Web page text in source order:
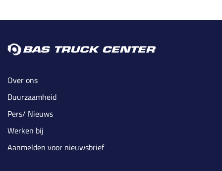
Over ons
Duurzaamheid
Pers/ Nieuws
Werken bij
Aanmelden voor nieuwsbrief